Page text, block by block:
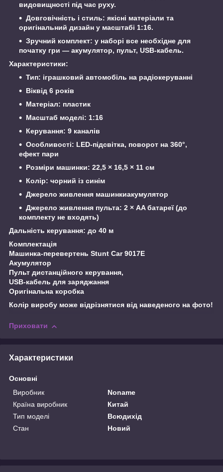
видовищності під час руху.
Довговічність і стиль: якісні матеріали та
оригінальний дизайн у масштабі 1:16.
Зручний комплект: у наборі все необхідне для
початку гри — акумулятор, пульт, USB-кабель.
Характеристики:
Тип: іграшковий автомобіль на радіокеруванні
Віквід 6 років
Матеріал: пластик
Масштаб моделі: 1:16
Керування: 9 каналів
Особливості: LED-підсвітка, поворот на 360°,
ефект пари
Розміри машинки: 22,5 × 16,5 × 11 см
Колір: чорний із синім
Джерело живлення машинкиакумулятор
Джерело живлення пульта: 2 × AA батареї (до
комплекту не входять)
Дальність керування: до 40 м
Комплектація
Машинка-перевертень Stunt Car 9017E
Акумулятор
Пульт дистанційного керування,
USB-кабель для заряджання
Оригінальна коробка
Колір виробу може відрізнятися від наведеного на фото!
Приховати
Характеристики
Основні
Виробник
Noname
Країна виробник
Китай
Тип моделі
Всюдихід
Стан
Новий